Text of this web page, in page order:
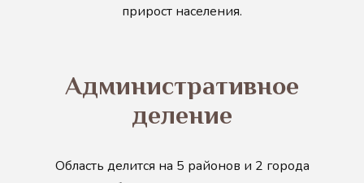
прирост населения.
Административное
деление
Область делится на 5 районов и 2 города